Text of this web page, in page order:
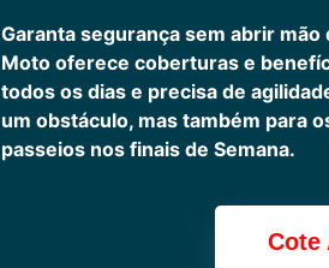
Garanta segurança sem abrir
Moto oferece coberturas e
todos os dias e precisa de
um obstáculo, mas também para
passeios nos finais de Semana.
Cote